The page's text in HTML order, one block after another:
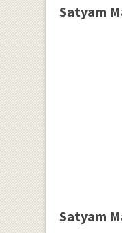
Satyam
Satyam